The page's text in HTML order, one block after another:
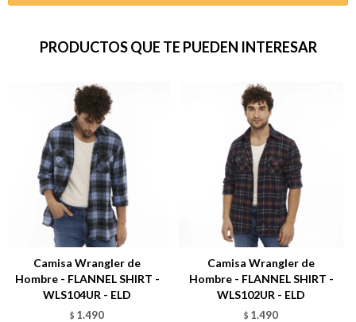
PRODUCTOS QUE TE PUEDEN INTERESAR
Camisa Wrangler de
Hombre - FLANNEL SHIRT -
WLS104UR - ELD
$ 1.490
Camisa Wrangler de
Hombre - FLANNEL SHIRT -
WLS102UR - ELD
$ 1.490